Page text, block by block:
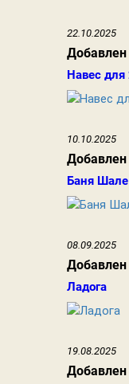
22.10.2025
Навес для
10.10.2025
Баня Шале
08.09.2025
Ладога
19.08.2025